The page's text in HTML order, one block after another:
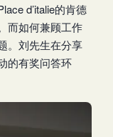
d’italie的肯德
而如何兼顾工作
。刘先生在分享
的有奖问答环